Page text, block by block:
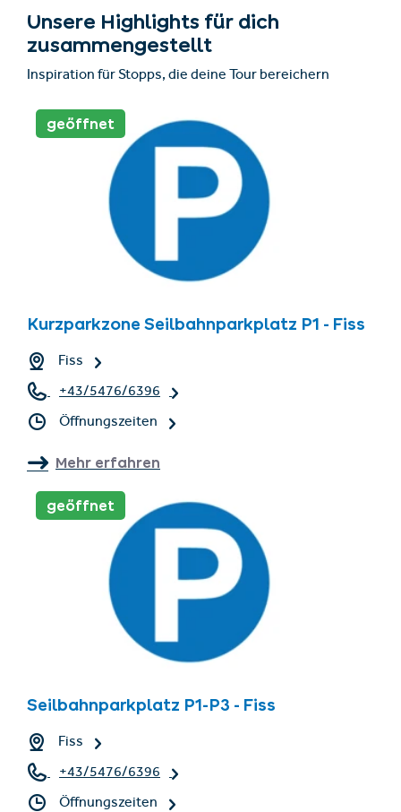
Unsere Highlights für dich
zusammengestellt
Inspiration für Stopps, die deine Tour bereichern
geöffnet
Kurzparkzone Seilbahnparkplatz P1 - Fiss
Fiss
+43/5476/6396
Öffnungszeiten
Mehr erfahren
geöffnet
Seilbahnparkplatz P1-P3 - Fiss
Fiss
+43/5476/6396
Öffnungszeiten